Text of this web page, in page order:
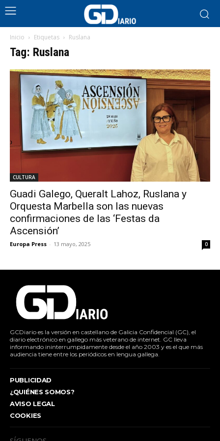
Inicio Etiquetas Ruslana
Tag: Ruslana
CULTURA
Guadi Galego, Queralt Lahoz, Ruslana y
Orquesta Marbella son las nuevas
confirmaciones de las ‘Festas da
Ascensión’
Europa Press - 13 mayo, 2025 0
GCDiario es la versión en castellano de Galicia Confidencial (GC), el
diario electrónico en gallego más veterano de internet. GC lleva
informando ininterrumpidamente desde el año 2003 y es el que más
audiencia tiene entre los periódicos en lengua gallega.
PUBLICIDAD
¿QUIÉNES SOMOS?
AVISO LEGAL
COOKIES